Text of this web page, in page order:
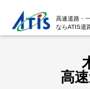
高速道路・
ならATIS道
高